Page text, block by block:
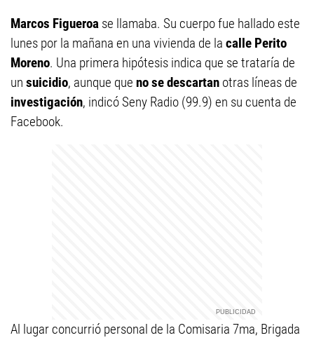
Marcos Figueroa se llamaba. Su cuerpo fue hallado este
lunes por la mañana en una vivienda de la calle Perito
Moreno. Una primera hipótesis indica que se trataría de
un suicidio, aunque que no se descartan otras líneas de
investigación, indicó Seny Radio (99.9) en su cuenta de
Facebook.
Al lugar concurrió personal de la Comisaria 7ma, Brigada